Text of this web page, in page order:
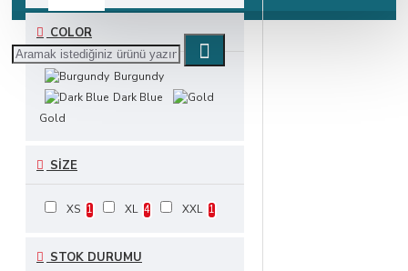
COLOR
Burgundy
Dark Blue
Gold
SIZE
XS 1 XL 4 XXL 1
STOK DURUMU